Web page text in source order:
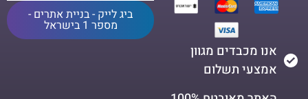
אנו מכבדים מגוון
אמצעי תשלום
ביג לייק - בניית אתרים -
מספר 1 בישראל